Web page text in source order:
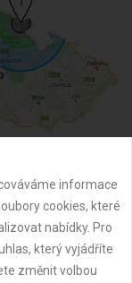
19:50:17
informace
cookies, které
nabídky. Pro
který vyjádříte
změnit volbou